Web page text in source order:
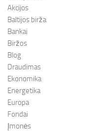
Akcijos
Baltijos birža
Bankai
Biržos
Blog
Draudimas
Ekonomika
Energetika
Europa
Fondai
Įmonės